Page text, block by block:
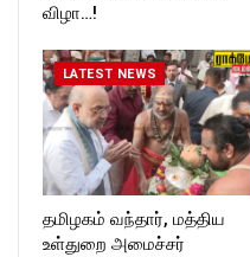
விழா…!
LATEST NEWS
தமிழகம் வந்தார், மத்திய
உள்துறை அமைச்சர்